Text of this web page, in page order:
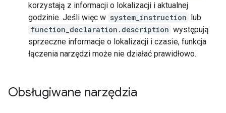
korzystają z informacji o lokalizacji i aktualnej
godzinie. Jeśli więc w system_instruction lub
function_declaration.description występują
sprzeczne informacje o lokalizacji i czasie, funkcja
łączenia narzędzi może nie działać prawidłowo.
Obsługiwane narzędzia